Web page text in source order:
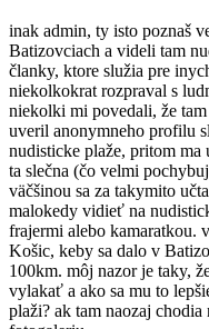
inak admin, ty isto poznaš
Batizovciach a videli tam
članky, ktore služia pre
niekolkokrat rozpraval s
niekolki mi povedali, že
uveril anonymneho profilu
nudisticke plaže, pritom
ta slečna (čo velmi
väčšinou sa za takymito
malokedy vidieť na
frajermi alebo kamaratkou.
Košic, keby sa dalo v
100km. môj nazor je taky,
vylakať a ako sa mu to
plaži? ak tam naozaj